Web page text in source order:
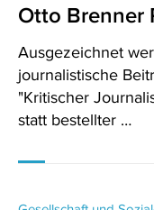
Otto Brenner
Ausgezeichnet
journalistische
"Kritischer
statt bestellter …